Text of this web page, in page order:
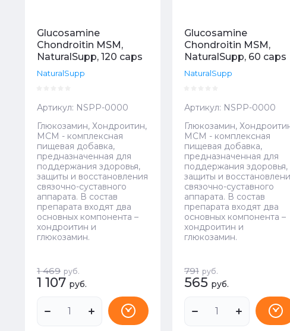
Glucosamine
Chondroitin MSM,
NaturalSupp, 120 caps
NaturalSupp
Артикул: NSPP-0000
Глюкозамин, Хондроитин,
МСМ - комплексная
пищевая добавка,
предназначенная для
поддержания здоровья,
защиты и восстановления
связочно-суставного
аппарата. В состав
препарата входят два
основных компонента –
хондроитин и
глюкозамин.
1 469 руб.
1 107 руб.
Glucosamine
Chondroitin MSM,
NaturalSupp, 60 caps
NaturalSupp
Артикул: NSPP-0000
Глюкозамин,
МСМ - комплексная
пищевая добавка,
предназначенная для
поддержания здоровья,
защиты и
связочно-суставного
аппарата. В состав
препарата входят два
основных компонента –
хондроитин и
глюкозамин.
791 руб.
565 руб.